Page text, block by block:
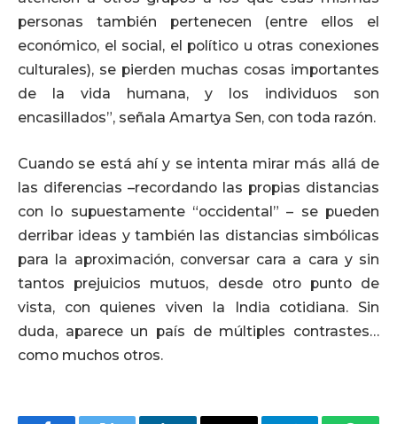
personas también pertenecen (entre ellos el
económico, el social, el político u otras conexiones
culturales), se pierden muchas cosas importantes
de la vida humana, y los individuos son
encasillados”, señala Amartya Sen, con toda razón.
Cuando se está ahí y se intenta mirar más allá de
las diferencias –recordando las propias distancias
con lo supuestamente “occidental” – se pueden
derribar ideas y también las distancias simbólicas
para la aproximación, conversar cara a cara y sin
tantos prejuicios mutuos, desde otro punto de
vista, con quienes viven la India cotidiana. Sin
duda, aparece un país de múltiples contrastes…
como muchos otros.